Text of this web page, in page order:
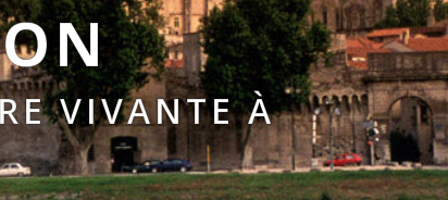
VIVANTE À